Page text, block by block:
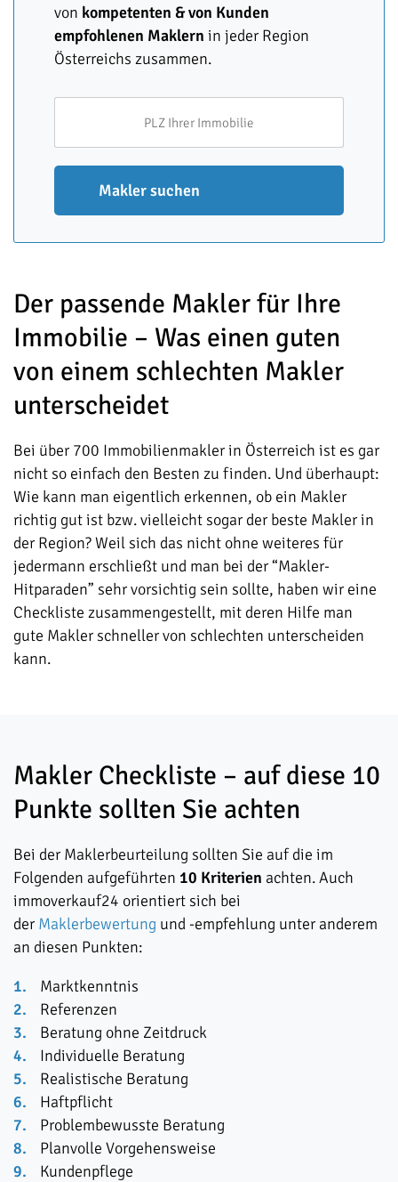
von kompetenten & von Kunden
empfohlenen Maklern in jeder Region
Österreichs zusammen.
Makler suchen
Der passende Makler für Ihre
Immobilie – Was einen guten
von einem schlechten Makler
unterscheidet
Bei über 700 Immobilienmakler in Österreich ist es gar
nicht so einfach den Besten zu finden. Und überhaupt:
Wie kann man eigentlich erkennen, ob ein Makler
richtig gut ist bzw. vielleicht sogar der beste Makler in
der Region? Weil sich das nicht ohne weiteres für
jedermann erschließt und man bei der “Makler-
Hitparaden” sehr vorsichtig sein sollte, haben wir eine
Checkliste zusammengestellt, mit deren Hilfe man
gute Makler schneller von schlechten unterscheiden
kann.
Makler Checkliste – auf diese 10
Punkte sollten Sie achten
Bei der Maklerbeurteilung sollten Sie auf die im
Folgenden aufgeführten 10 Kriterien achten. Auch
immoverkauf24 orientiert sich bei
der Maklerbewertung und -empfehlung unter anderem
an diesen Punkten:
Marktkenntnis
Referenzen
Beratung ohne Zeitdruck
Individuelle Beratung
Realistische Beratung
Haftpflicht
Problembewusste Beratung
Planvolle Vorgehensweise
Kundenpflege